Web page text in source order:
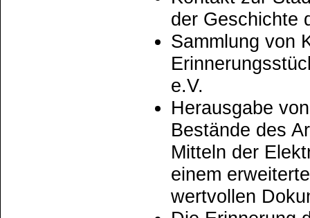
der Geschichte
Sammlung von
e.V.
Herausgabe
Bestände des
Mitteln der
einem
wertvollen